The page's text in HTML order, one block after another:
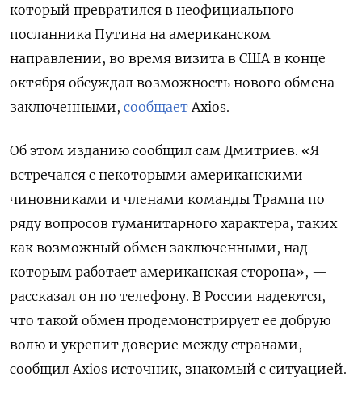
который превратился в неофициального
посланника Путина на американском
направлении, во время визита в США в конце
октября обсуждал возможность нового обмена
заключенными, сообщает Axios.
Об этом изданию сообщил сам Дмитриев. «Я
встречался с некоторыми американскими
чиновниками и членами команды Трампа по
ряду вопросов гуманитарного характера, таких
как возможный обмен заключенными, над
которым работает американская сторона», —
рассказал он по телефону. В России надеются,
что такой обмен продемонстрирует ее добрую
волю и укрепит доверие между странами,
сообщил Axios источник, знакомый с ситуацией.